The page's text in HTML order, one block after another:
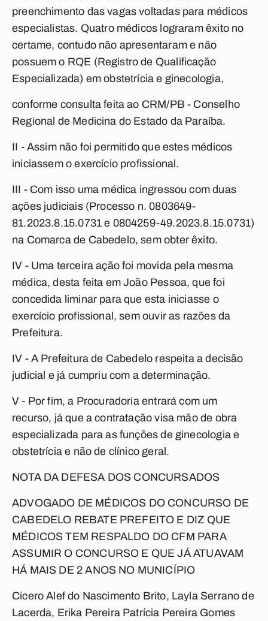
preenchimento das vagas voltadas para médicos
especialistas. Quatro médicos lograram êxito no
certame, contudo não apresentaram e não
possuem o RQE (Registro de Qualificação
Especializada) em obstetrícia e ginecologia,
conforme consulta feita ao CRM/PB - Conselho
Regional de Medicina do Estado da Paraíba.
II - Assim não foi permitido que estes médicos
iniciassem o exercício profissional.
III - Com isso uma médica ingressou com duas
ações judiciais (Processo n. 0803649-
81.2023.8.15.0731 e 0804259-49.2023.8.15.0731)
na Comarca de Cabedelo, sem obter êxito.
IV - Uma terceira ação foi movida pela mesma
médica, desta feita em João Pessoa, que foi
concedida liminar para que esta iniciasse o
exercício profissional, sem ouvir as razões da
Prefeitura.
IV - A Prefeitura de Cabedelo respeita a decisão
judicial e já cumpriu com a determinação.
V - Por fim, a Procuradoria entrará com um
recurso, já que a contratação visa mão de obra
especializada para as funções de ginecologia e
obstetrícia e não de clínico geral.
NOTA DA DEFESA DOS CONCURSADOS
ADVOGADO DE MÉDICOS DO CONCURSO DE
CABEDELO REBATE PREFEITO E DIZ QUE
MÉDICOS TEM RESPALDO DO CFM PARA
ASSUMIR O CONCURSO E QUE JÁ ATUAVAM
HÁ MAIS DE 2 ANOS NO MUNICÍPIO
Cicero Alef do Nascimento Brito, Layla Serrano de
Lacerda, Erika Pereira Patrícia Pereira Gomes